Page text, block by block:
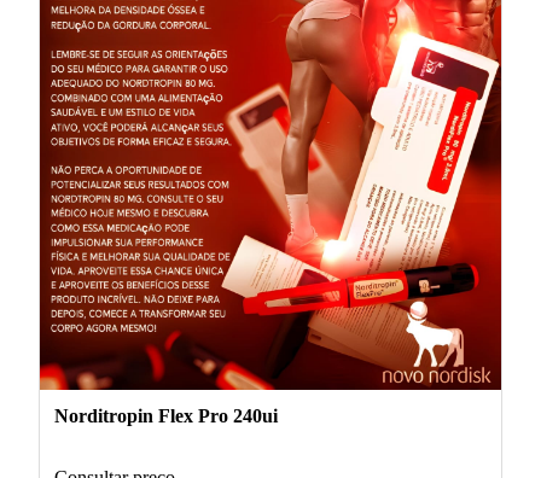
Norditropin Flex Pro 240ui